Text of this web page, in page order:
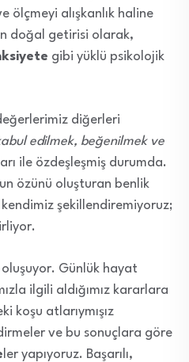
ölçmeyi alışkanlık haline
doğal getirisi olarak,
gibi yüklü psikolojik
diğerleri
edilmek, beğenilmek ve
ile özdeşleşmiş durumda.
özünü oluşturan benlik
kendimiz şekillendiremiyoruz;
Günlük hayat
ilgili aldığımız kararlara
koşu atlarıymışız
ve bu sonuçlara göre
ler yapıyoruz. Başarılı,